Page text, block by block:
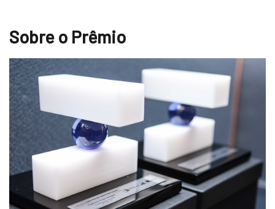
Sobre o Prêmio